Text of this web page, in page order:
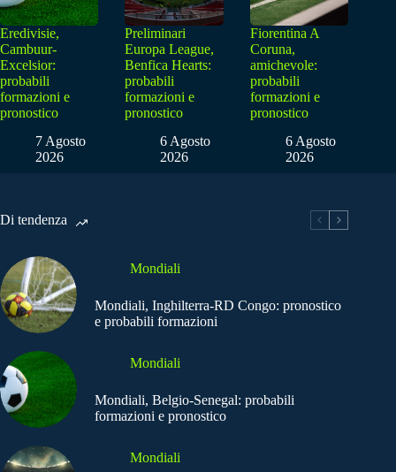
Eredivisie,
Cambuur-
Excelsior:
probabili
formazioni e
pronostico
7 Agosto
2026
Preliminari
Europa League,
Benfica Hearts:
probabili
formazioni e
pronostico
6 Agosto
2026
Fiorentina A
Coruna,
amichevole:
probabili
formazioni e
pronostico
6 Agosto
2026
Di tendenza
Mondiali
Mondiali, Inghilterra-RD Congo: pronostico
e probabili formazioni
Mondiali
Mondiali, Belgio-Senegal: probabili
formazioni e pronostico
Mondiali